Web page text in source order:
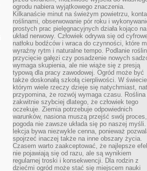
ogrodu nabiera wyjątkowego znaczenia.
Kilkanaście minut na świeżym powietrzu,
roślinami, obserwowanie pór roku i
prostych prac pielęgnacyjnych działa kojąco na
układ nerwowy. Człowiek odrywa się od
natłoku bodźców i wraca do czynności, które
wyraźny rytm i naturalne tempo. Podlanie
przycięcie gałęzi czy posadzenie nowych
wymaga skupienia, ale nie wiąże się z presją
typową dla pracy zawodowej. Ogród może być
także doskonałą szkołą cierpliwości. W
którym wiele rzeczy dzieje się natychmiast,
przypomina, że rozwój wymaga czasu. Roślina
zakwitnie szybciej dlatego, że człowiek tego
oczekuje. Ziemia potrzebuje odpowiednich
warunków, nasiona muszą przejść swój
pogoda nie zawsze układa się po naszej myśli.
lekcja bywa niezwykle cenna, ponieważ
spojrzeć inaczej także na inne obszary życia.
Czasem warto zaakceptować, że najlepsze
nie pojawiają się od razu, ale są wynikiem
regularnej troski i konsekwencji. Dla rodzin z
dziećmi ogród może stać się miejscem nauki